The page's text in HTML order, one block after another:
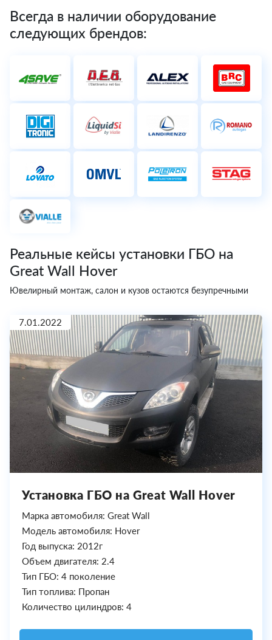
Всегда в наличии оборудование
следующих брендов:
Реальные кейсы установки ГБО на
Great Wall Hover
Ювелирный монтаж, салон и кузов остаются безупречными
7.01.2022
Установка ГБО на Great Wall Hover
Марка автомобиля: Great Wall
Модель автомобиля: Hover
Год выпуска: 2012г
Объем двигателя: 2.4
Тип ГБО: 4 поколение
Тип топлива: Пропан
Количество цилиндров: 4